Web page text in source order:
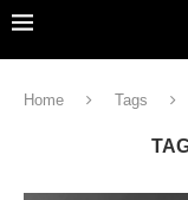
Home Tags